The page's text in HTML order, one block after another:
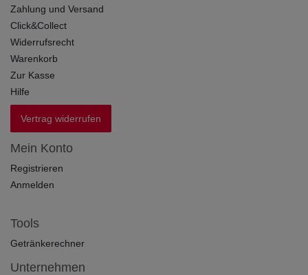
Zahlung und Versand
Click&Collect
Widerrufsrecht
Warenkorb
Zur Kasse
Hilfe
Vertrag widerrufen
Mein Konto
Registrieren
Anmelden
Tools
Getränkerechner
Unternehmen